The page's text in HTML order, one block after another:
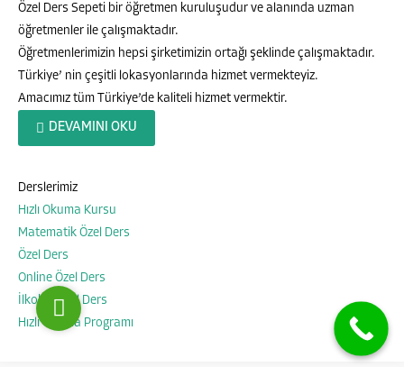
Özel Ders Sepeti bir öğretmen kuruluşudur ve alanında uzman
öğretmenler ile çalışmaktadır.
Öğretmenlerimizin hepsi şirketimizin ortağı şeklinde çalışmaktadır.
Türkiye’ nin çeşitli lokasyonlarında hizmet vermekteyiz.
Amacımız tüm Türkiye’de kaliteli hizmet vermektir.
DEVAMINI OKU
Derslerimiz
Hızlı Okuma Kursu
Matematik Özel Ders
Özel Ders
Online Özel Ders
İlkokul Özel Ders
Hızlı Okuma Programı
Özel Ders Sepeti